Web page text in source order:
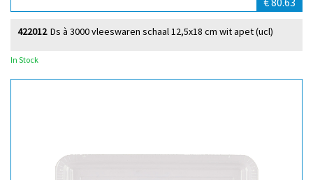
Ds à 3000 vleeswaren schaal 12,5x18 cm wit apet (ucl)
422012
In Stock